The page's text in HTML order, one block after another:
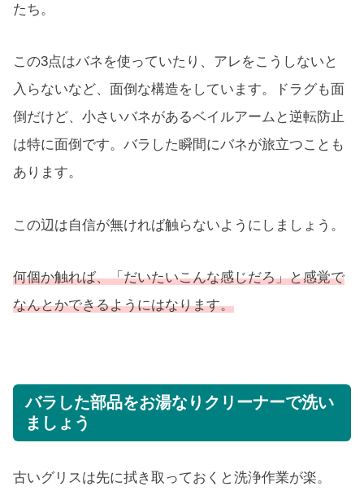
たち。
この3点はバネを使っていたり、アレをこうしないと
入らないなど、面倒な構造をしています。ドラグも面
倒だけど、小さいバネがあるベイルアームと逆転防止
は特に面倒です。バラした瞬間にバネが旅立つことも
あります。
この辺は自信が無ければ触らないようにしましょう。
何個か触れば、「だいたいこんな感じだろ」と感覚で
なんとかできるようにはなります。
バラした部品をお湯なりクリーナーで洗い
ましょう
古いグリスは先に拭き取っておくと洗浄作業が楽。